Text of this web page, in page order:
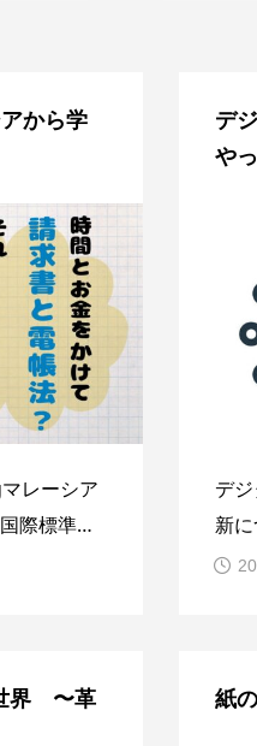
から学
レーシア
際標準仕
春から
して申告
デ
や
デ
新
るさ
とす
界 〜革
紙